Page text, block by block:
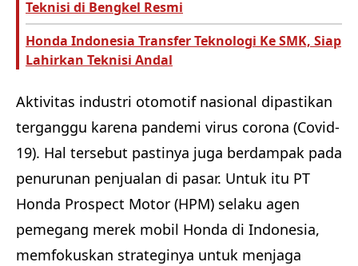
Teknisi di Bengkel Resmi
Honda Indonesia Transfer Teknologi Ke SMK, Siap
Lahirkan Teknisi Andal
Aktivitas industri otomotif nasional dipastikan
terganggu karena pandemi virus corona (Covid-
19). Hal tersebut pastinya juga berdampak pada
penurunan penjualan di pasar. Untuk itu PT
Honda Prospect Motor (HPM) selaku agen
pemegang merek mobil Honda di Indonesia,
memfokuskan strateginya untuk menjaga